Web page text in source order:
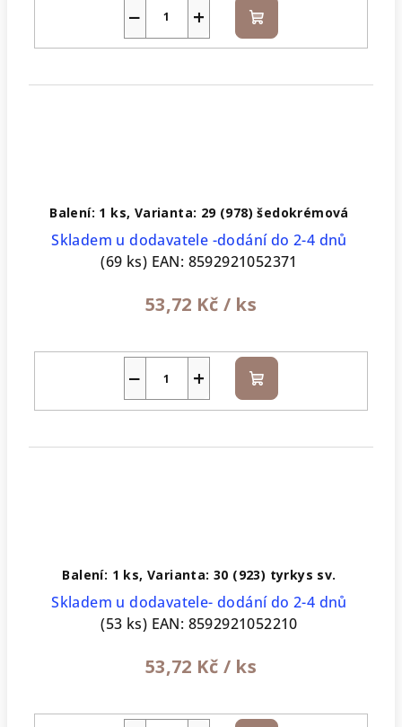
+
− Do
košíku
Balení: 1 ks, Varianta: 29 (978) šedokrémová
Skladem u dodavatele -dodání do 2-4 dnů
(69 ks) EAN: 8592921052371
53,72 Kč / ks
+
− Do
košíku
Balení: 1 ks, Varianta: 30 (923) tyrkys sv.
Skladem u dodavatele- dodání do 2-4 dnů
(53 ks) EAN: 8592921052210
53,72 Kč / ks